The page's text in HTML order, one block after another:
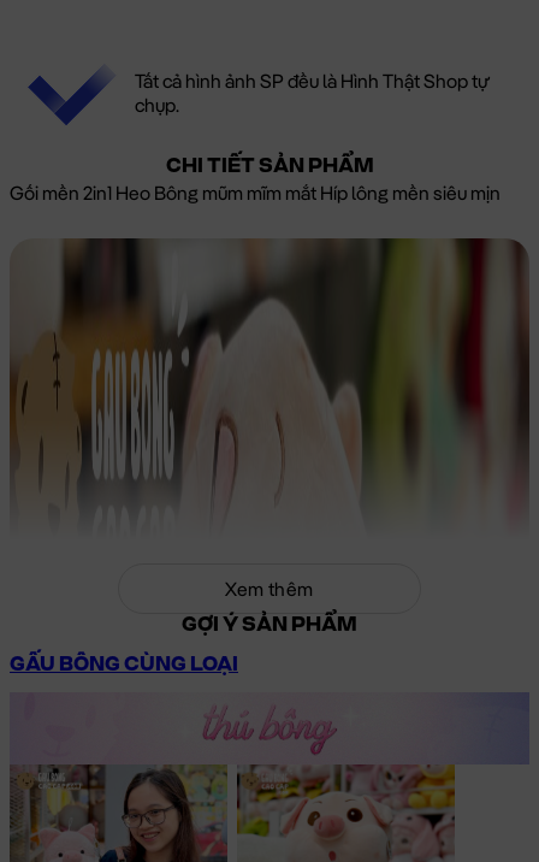
Tất cả hình ảnh SP đều là Hình Thật Shop tự
chụp.
CHI TIẾT SẢN PHẨM
Gối mền 2in1 Heo Bông mũm mĩm mắt Híp lông mền siêu mịn
Xem thêm
GỢI Ý SẢN PHẨM
GẤU BÔNG CÙNG LOẠI